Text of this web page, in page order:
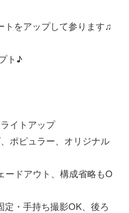
トをアップして参ります♫
ト♪
イトアップ
ポピュラー、オリジナル
ードアウト、構成省略もO
・手持ち撮影OK、後ろ